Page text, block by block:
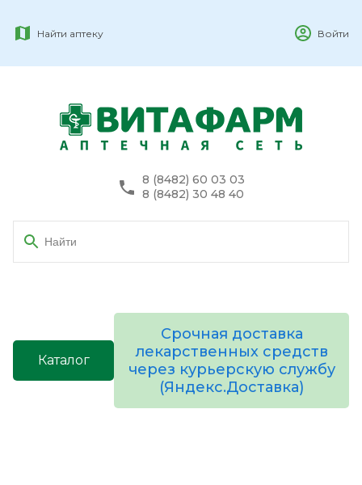
Найти аптеку Войти
8 (8482) 60 03 03
8 (8482) 30 48 40
Каталог
Срочная доставка
лекарственных средств
через курьерскую службу
(Яндекс.Доставка)